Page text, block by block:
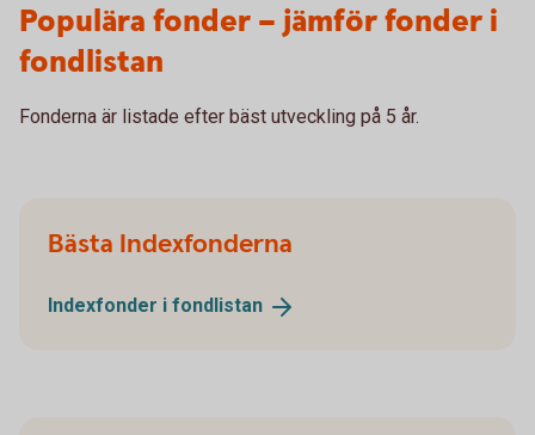
Populära fonder – jämför fonder i
fondlistan
Fonderna är listade efter bäst utveckling på 5 år.
Bästa Indexfonderna
Indexfonder i fondlistan